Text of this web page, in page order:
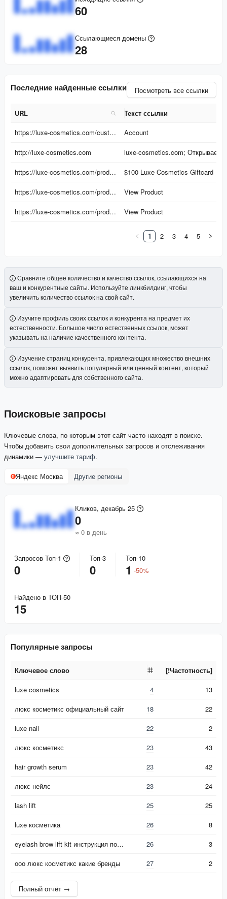
60
Ссылающиеся домены
28
Последние найденные ссылки Посмотреть все ссылки
URL
Текст ссылки
URL
Текст ссылки
https://luxe-cosmetics.com/customer_authentication/redirect?locale=en&region_country=US Account
http://luxe-cosmetics.com
https://luxe-cosmetics.com/products/100-luxe-cosmetics-giftcard $100 Luxe Cosmetics Giftcard
https://luxe-cosmetics.com/products/hair-storage-bag-2-pack View Product
https://luxe-cosmetics.com/products/halo-hair-curlers View Product
1 2 3 4 5
Сравните общее количество и качество ссылок, ссылающихся на
ваш и конкурентные сайты. Используйте линкбилдинг, чтобы
увеличить количество ссылок на свой сайт.
Изучите профиль своих ссылок и конкурента на предмет их
естественности. Большое число естественных ссылок, может
указывать на наличие качественного контента.
Изучение страниц конкурента, привлекающих множество внешних
ссылок, поможет выявить популярный или ценный контент, который
можно адаптировать для собственного сайта.
Поисковые запросы
Ключевые слова, по которым этот сайт часто находят в поиске.
Чтобы добавить свои дополнительных запросов и отслеживания
динамики — улучшите тариф.
Яндекс Москва Другие регионы
Кликов, декабрь 25
0
≈ 0 в день
Запросов Топ-1
0
Топ-3
0
Топ-10
1 -50%
Найдено в ТОП-50
15
Популярные запросы
Ключевое слово
[!Частотность]
Ключевое слово
luxe cosmetics 4
13
люкс косметикс официальный сайт
18
22
luxe nail
22
2
люкс косметикс
23
43
hair growth serum
23
42
люкс нейлс
23
24
lash lift
25
25
luxe косметика
26
8
eyelash brow lift kit инструкция по применению
26
3
ооо люкс косметикс какие бренды
27 2
Полный отчёт →